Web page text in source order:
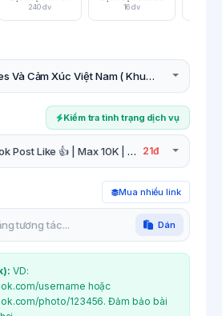
240 dv 16 dv
Xúc Việt Nam ( Khuyên Dùng ) S1
Kiểm tra tình trạng dịch vụ
Like 👍 | Max 10K | Speed: 10K/Day 21đ
Mua nhiều link
Dán
): VD:
username hoặc
photo/123456. Đảm bảo bài